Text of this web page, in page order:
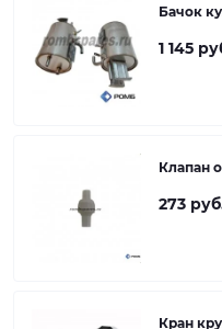
Бачок
1 145
Клапан
273
Кран